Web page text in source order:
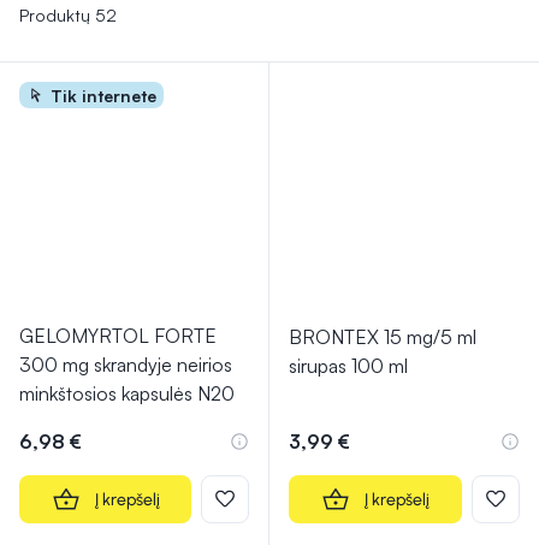
vaistai nuo kosulio gali būti veiksmingi, tačiau svarbu
Produktų 52
Tik internete
GELOMYRTOL FORTE
300 mg skrandyje neirios
minkštosios kapsulės N20
6,98 €
Į krepšelį
BRONTEX 15 mg/5 ml
sirupas 100 ml
3,99 €
Į krepšelį